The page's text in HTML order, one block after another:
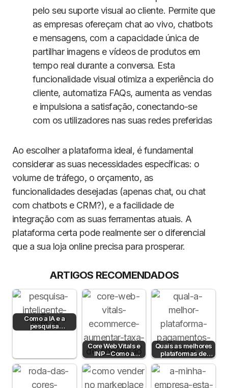
pelo seu suporte visual ao cliente. Permite que
as empresas ofereçam chat ao vivo, chatbots
e mensagens, com a capacidade única de
partilhar imagens e vídeos de produtos em
tempo real durante a conversa. Esta
funcionalidade visual otimiza a experiência do
cliente, automatiza FAQs, aumenta as vendas
e impulsiona a satisfação, conectando-se
com os utilizadores nas suas redes preferidas
Ao escolher a plataforma ideal, é fundamental
considerar as suas necessidades específicas: o
volume de tráfego, o orçamento, as
funcionalidades desejadas (apenas chat, ou chat
com chatbots e CRM?), e a facilidade de
integração com as suas ferramentas atuais. A
plataforma certa pode realmente ser o diferencial
que a sua loja online precisa para prosperar.
ARTIGOS RECOMENDADOS
Como a IA e a
pesquisa
semântica podem
Core Web Vitals e
INP – Como a
Velocidade e
Interatividade do…
Quais as melhores
plataformas de
pagamento em
Portugal em 2026?